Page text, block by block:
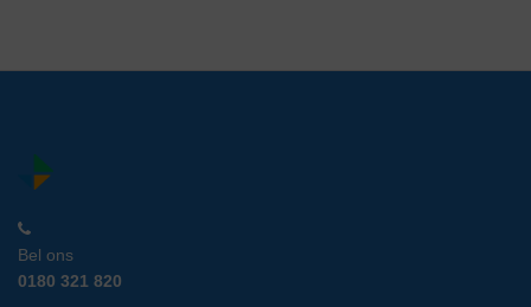
Bel ons
0180 321 820